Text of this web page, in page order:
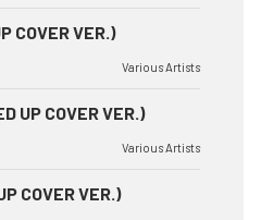
COVER VER.)
Various Artists
UP COVER VER.)
Various Artists
COVER VER.)